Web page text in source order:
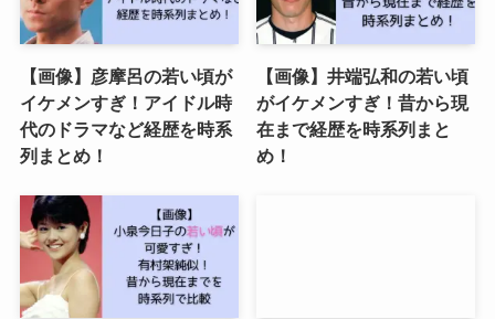
【画像】彦摩呂の若い頃が
イケメンすぎ！アイドル時
代のドラマなど経歴を時系
列まとめ！
【画像】井端弘和の若い頃
がイケメンすぎ！昔から現
在まで経歴を時系列まと
め！